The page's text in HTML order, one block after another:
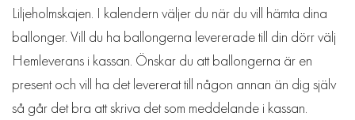
Liljeholmskajen. I kalendern väljer du när du vill hämta dina
ballonger. Vill du ha ballongerna levererade till din dörr välj
Hemleverans i kassan. Önskar du att ballongerna är en
present och vill ha det levererat till någon annan än dig själv
så går det bra att skriva det som meddelande i kassan.